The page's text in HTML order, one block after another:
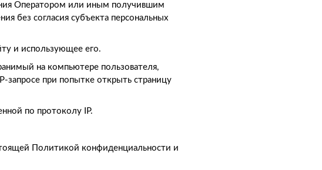
Оператором или иным получившим
без согласия субъекта персональных
и использующее его.
на компьютере пользователя,
запросе при попытке открыть страницу
по протоколу IP.
Политикой конфиденциальности и